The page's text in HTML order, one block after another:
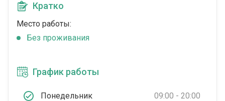
Кратко
Место работы:
Без проживания
График работы
Понедельник 09:00 - 20:00